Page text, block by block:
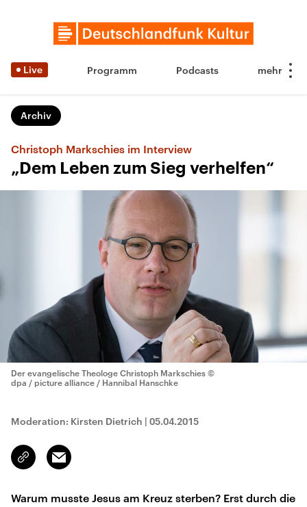
Live Programm Podcasts
Archiv
Christoph Markschies im Interview
„Dem Leben zum Sieg verhelfen“
Der evangelische Theologe Christoph Markschies ©
dpa / picture alliance / Hannibal Hanschke
Moderation: Kirsten Dietrich | 05.04.2015
Link
kopieren/teilen
Email
Warum musste Jesus am Kreuz sterben? Erst durch die